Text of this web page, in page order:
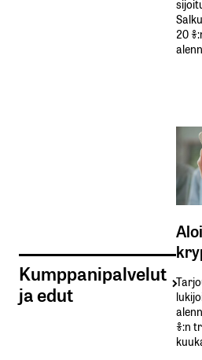
Kumppanipalvelut
ja edut
20
%:n